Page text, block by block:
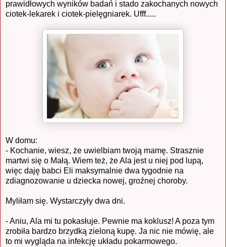
prawidłowych wyników badań i stado zakochanych nowych
ciotek-lekarek i ciotek-pielęgniarek. Ufff.....
W domu:
- Kochanie, wiesz, że uwielbiam twoją mamę. Strasznie
martwi się o Małą. Wiem też, że Ala jest u niej pod lupą,
więc daję babci Eli maksymalnie dwa tygodnie na
zdiagnozowanie u dziecka nowej, groźnej choroby.
Myliłam się. Wystarczyły dwa dni.
- Aniu, Ala mi tu pokasłuje. Pewnie ma koklusz! A poza tym
zrobiła bardzo brzydką zieloną kupę. Ja nic nie mówię, ale
to mi wygląda na infekcję układu pokarmowego.